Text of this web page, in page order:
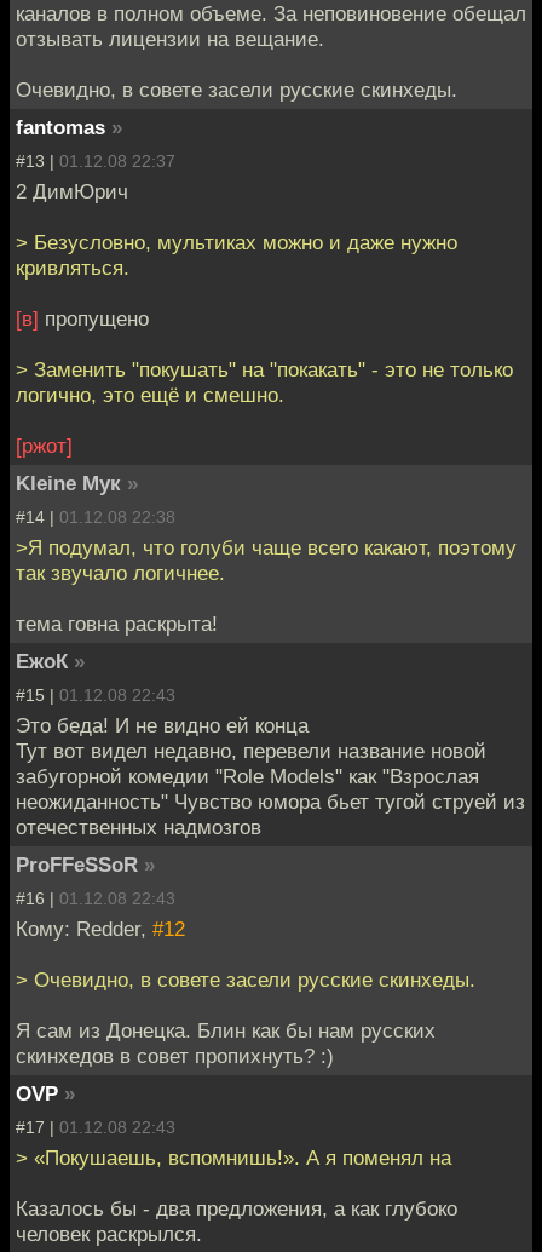
каналов в полном объеме. За неповиновение обещал
отзывать лицензии на вещание.
Очевидно, в совете засели русские скинхеды.
fantomas »
#13 | 01.12.08 22:37
2 ДимЮрич
> Безусловно, мультиках можно и даже нужно
кривляться.
[в] пропущено
> Заменить "покушать" на "покакать" - это не только
логично, это ещё и смешно.
[ржот]
Kleine Мук »
#14 | 01.12.08 22:38
>Я подумал, что голуби чаще всего какают, поэтому
так звучало логичнее.
тема говна раскрыта!
ЕжоК »
#15 | 01.12.08 22:43
Это беда! И не видно ей конца
Тут вот видел недавно, перевели название новой
забугорной комедии "Role Models" как "Взрослая
неожиданность" Чувство юмора бьет тугой струей из
отечественных надмозгов
ProFFeSSoR »
#16 | 01.12.08 22:43
Кому: Redder, #12
> Очевидно, в совете засели русские скинхеды.
Я сам из Донецка. Блин как бы нам русских
скинхедов в совет пропихнуть? :)
OVP »
#17 | 01.12.08 22:43
> «Покушаешь, вспомнишь!». А я поменял на
Казалось бы - два предложения, а как глубоко
человек раскрылся.